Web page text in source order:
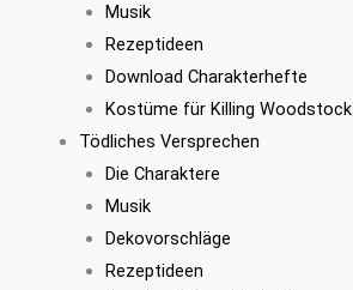
Musik
Rezeptideen
Download Charakterhefte
Kostüme für Killing Woodstock
Tödliches Versprechen
Die Charaktere
Musik
Dekovorschläge
Rezeptideen